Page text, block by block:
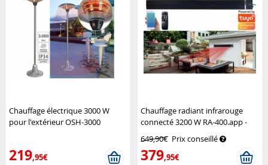
Chauffage électrique 3000 W
pour l'extérieur OSH-3000
219,95€
Chauffage radiant infrarouge
connecté 3200 W RA-400.app -
649,90€ Prix conseillé
379,95€